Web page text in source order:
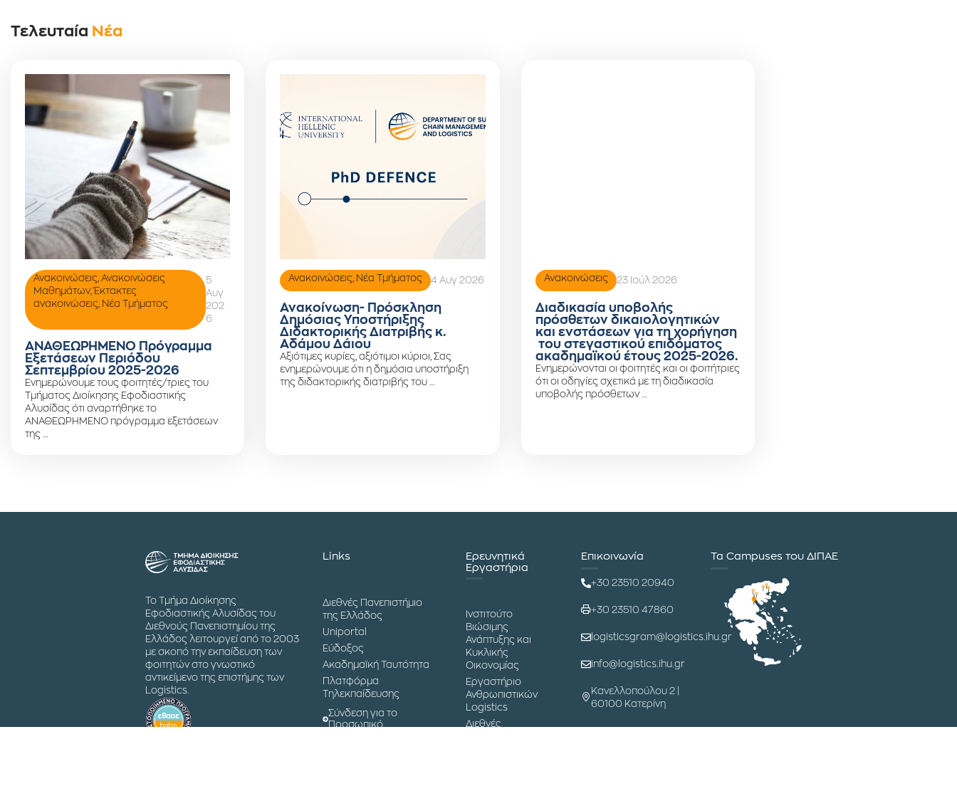
Τελευταία Νέα
Ανακοινώσεις Ανακοινώσεις
Μαθημάτων,Έκτακτες
ανακοινώσεις
Νέα Τμήματος
5
Αυγ
202
6
ΑΝΑΘΕΩΡΗΜΕΝΟ Πρόγραμμα
Εξετάσεων Περιόδου
Σεπτεμβρίου 2025-2026
Ενημερώνουμε τους φοιτητές/τριες του
Τμήματος Διοίκησης Εφοδιαστικής
Αλυσίδας ότι αναρτήθηκε το
ΑΝΑΘΕΩΡΗΜΕΝΟ πρόγραμμα εξετάσεων
της …
Ανακοινώσεις Νέα Τμήματος 4 Αυγ 2026
Ανακοίνωση- Πρόσκληση
Δημόσιας Υποστήριξης
Διδακτορικής Διατριβής κ.
Αδάμου Δάιου
Αξιότιμες κυρίες, αξιότιμοι κύριοι, Σας
ενημερώνουμε ότι η δημόσια υποστήριξη
της διδακτορικής διατριβής του …
Ανακοινώσεις 23 Ιούλ 2026
Διαδικασία υποβολής
πρόσθετων δικαιολογητικών
και ενστάσεων για τη χορήγηση
του στεγαστικού επιδόματος
ακαδημαϊκού έτους 2025-2026.
Ενημερώνονται οι φοιτητές και οι φοιτήτριες
ότι οι οδηγίες σχετικά με τη διαδικασία
υποβολής πρόσθετων …
Το Τμήμα Διοίκησης
Εφοδιαστικής Αλυσίδας του
Διεθνούς Πανεπιστημίου της
Ελλάδος λειτουργεί από το 2003
με σκοπό την εκπαίδευση των
φοιτητών στο γνωστικό
αντικείμενο της επιστήμης των
Logistics.
Links
Διεθνές Πανεπιστήμιο
της Ελλάδος
Uniportal
Εύδοξος
Ακαδημαϊκή Ταυτότητα
Πλατφόρμα
Τηλεκπαίδευσης
Σύνδεση για το
Προσωπικό
Ερευνητικά
Εργαστήρια
Ινστιτούτο
Βιώσιμης
Ανάπτυξης και
Κυκλικής
Οικονομίας
Εργαστήριο
Ανθρωπιστικών
Logistics
Διεθνές
Επικοινωνία
+30 23510 20940
+30 23510 47860
logisticsgram@logistics.ihu.gr
info@logistics.ihu.gr
Κανελλοπούλου 2 |
60100 Κατερίνη
Τα Campuses του ΔΙΠΑΕ